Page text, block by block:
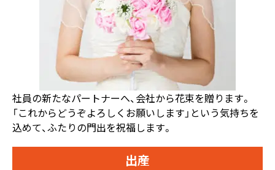
社員の新たなパートナーへ、会社から花束を贈ります。
「これからどうぞよろしくお願いします」という気持ちを
込めて、ふたりの門出を祝福します。
出産